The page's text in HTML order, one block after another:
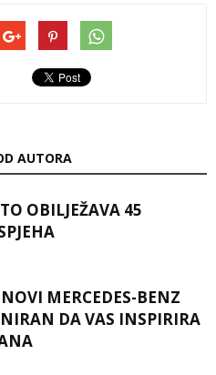
AUTORA
OBILJEŽAVA 45
MERCEDES-BENZ
DA VAS INSPIRIRA